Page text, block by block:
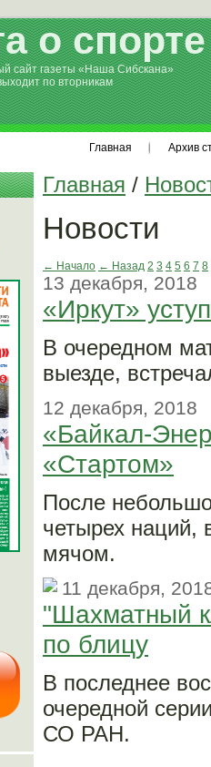
о спорте
сайт газеты «Наша Сибскана»
по вторникам
Главная Архив
Главная /
Новости
← Начало ← Назад 2 3 4 5 6 7 8
13 декабря, 2018
«Иркут»
В очередном
выезде,
12 декабря, 2018
«Байкал-
«Стартом»
После
четырех наций,
мячом.
11 декабря,
"Шахматный
по блицу
В последнее
очередной
СО РАН.